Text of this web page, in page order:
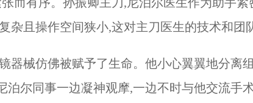
杂且操作空间狭小,这对主刀医生的技术和团
器械仿佛被赋予了生命。他小心翼翼地分
尔同事一边凝神观摩,一边不时与他交流手术